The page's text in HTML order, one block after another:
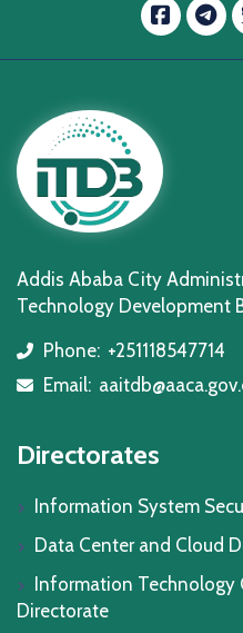
Addis Ababa City
Technology Development
icon
Phone: +251118547714
icon
Email:
Directorates
Information System
Data Center and Cloud
Information Technology
Directorate